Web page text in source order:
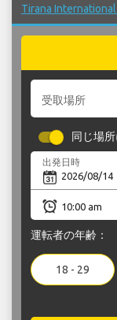
Tirana
受取場所
同じ場
出発日時
運転者の年齢：
18 - 29